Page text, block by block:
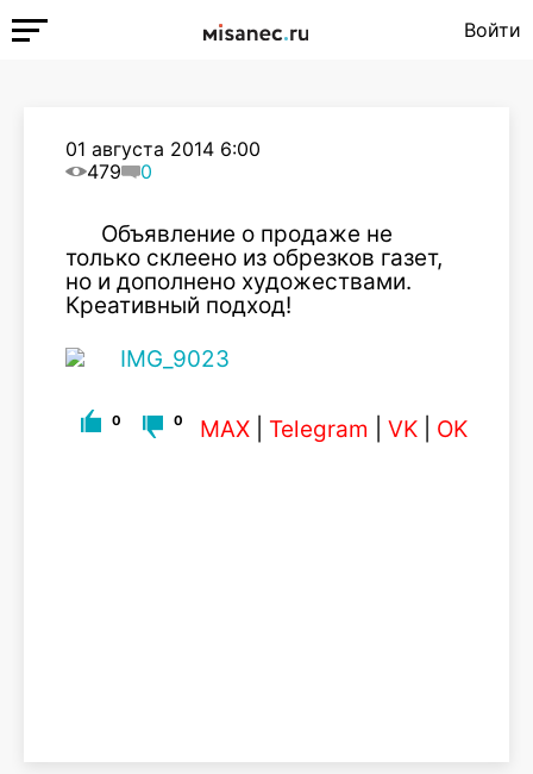
Войти
01 августа 2014 6:00
479
0
Объявление о продаже не
только склеено из обрезков газет,
но и дополнено художествами.
Креативный подход!
0 0 MAX Telegram VK OK